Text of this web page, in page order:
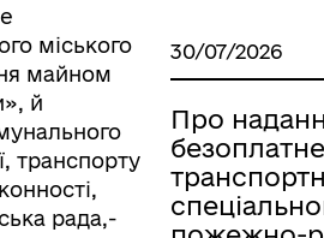
міського
майном
й
транспорту
рада,-
30/07/2026
Про